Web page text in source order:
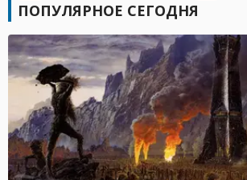
ПОПУЛЯРНОЕ СЕГОДНЯ